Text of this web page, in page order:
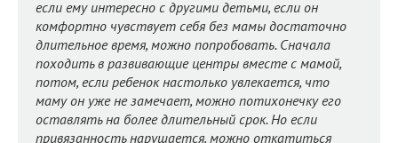
если ему интересно с другими детьми, если он
комфортно чувствует себя без мамы достаточно
длительное время, можно попробовать. Сначала
походить в развивающие центры вместе с мамой,
потом, если ребенок настолько увлекается, что
маму он уже не замечает, можно потихонечку его
оставлять на более длительный срок. Но если
привязанность нарушается, можно откатиться